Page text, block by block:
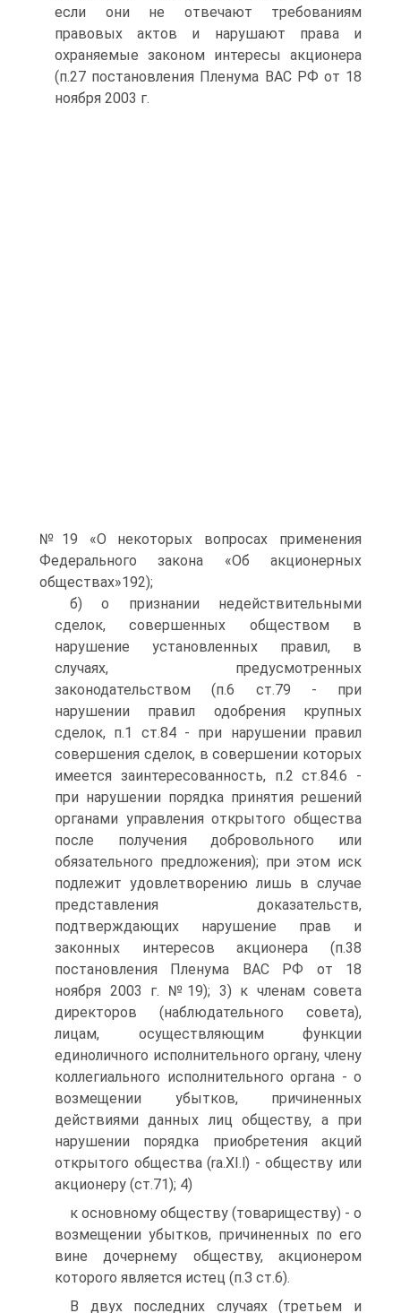
если они не отвечают требованиям
правовых актов и нарушают права и
охраняемые законом интересы акционера
(п.27 постановления Пленума ВАС РФ от 18
ноября 2003 г.
№19 «О некоторых вопросах применения
Федерального закона «Об акционерных
обществах»192);
б) о признании недействительными
сделок, совершенных обществом в
нарушение установленных правил, в
случаях, предусмотренных
законодательством (п.6 ст.79 - при
нарушении правил одобрения крупных
сделок, п.1 ст.84 - при нарушении правил
совершения сделок, в совершении которых
имеется заинтересованность, п.2 ст.84.6 -
при нарушении порядка принятия решений
органами управления открытого общества
после получения добровольного или
обязательного предложения); при этом иск
подлежит удовлетворению лишь в случае
представления доказательств,
подтверждающих нарушение прав и
законных интересов акционера (п.38
постановления Пленума ВАС РФ от 18
ноября 2003 г. №19); 3) к членам совета
директоров (наблюдательного совета),
лицам, осуществляющим функции
единоличного исполнительного органу, члену
коллегиального исполнительного органа - о
возмещении убытков, причиненных
действиями данных лиц обществу, а при
нарушении порядка приобретения акций
открытого общества (ra.XI.l) - обществу или
акционеру (ст.71); 4)
к основному обществу (товариществу) - о
возмещении убытков, причиненных по его
вине дочернему обществу, акционером
которого является истец (п.З ст.6).
В двух последних случаях (третьем и